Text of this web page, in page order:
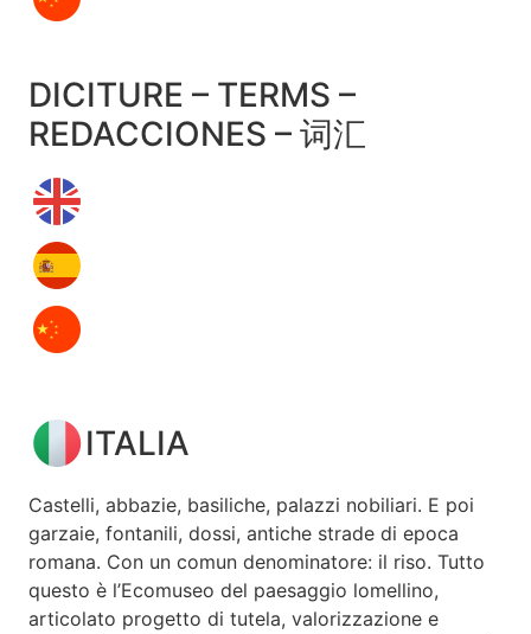
DICITURE – TERMS –
REDACCIONES – 词汇
ITALIA
Castelli, abbazie, basiliche, palazzi nobiliari. E poi
garzaie, fontanili, dossi, antiche strade di epoca
romana. Con un comun denominatore: il riso. Tutto
questo è l’Ecomuseo del paesaggio lomellino,
articolato progetto di tutela, valorizzazione e